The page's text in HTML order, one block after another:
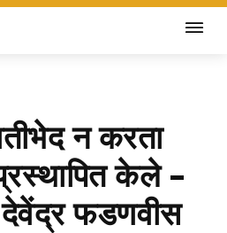
न करता
केले –
फडणवीस